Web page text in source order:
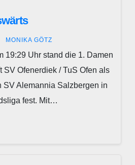
MONIKA GÖTZ
19:29 Uhr stand die 1. Damen
SV Ofenerdiek / TuS Ofen als
SV Alemannia Salzbergen in
fest. Mit…